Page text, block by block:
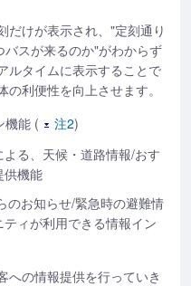
けが表示され、"定刻通り
スが来るのか"がわからず
ルタイムに表示することで
利便性を向上させます。
機能 (
注2)
る、天候・道路情報/おす
供機能
のお知らせ/緊急時の避難情
ィが利用できる情報イン
の情報提供を行っていき